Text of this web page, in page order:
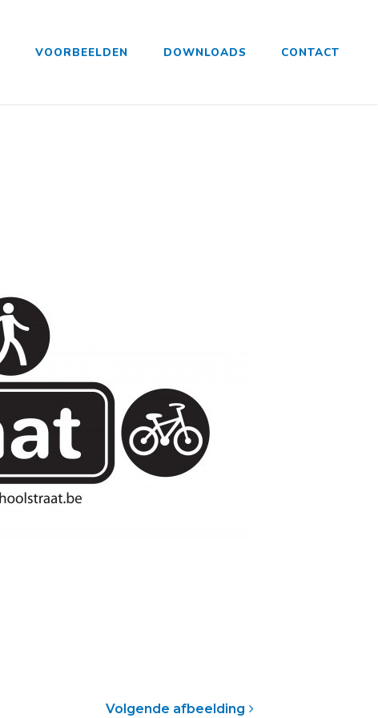
VOORBEELDEN DOWNLOADS CONTACT
Volgende afbeelding